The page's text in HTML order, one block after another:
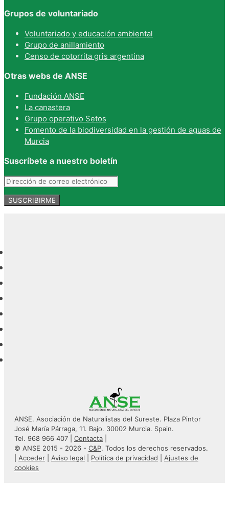
Grupos de voluntariado
Voluntariado y educación ambiental
Grupo de anillamiento
Censo de cotorrita gris argentina
Otras webs de ANSE
Fundación ANSE
La canastera
Grupo operativo Setos
Fomento de la biodiversidad en la gestión de aguas de
Murcia
Suscríbete a nuestro boletín
ANSE. Asociación de Naturalistas del Sureste. Plaza Pintor
José María Párraga, 11. Bajo. 30002 Murcia. Spain.
Tel. 968 966 407 | Contacta
© ANSE 2015 - 2026 - C&P. Todos los derechos reservados.
Acceder Aviso legal Política de privacidad
Ajustes de
cookies